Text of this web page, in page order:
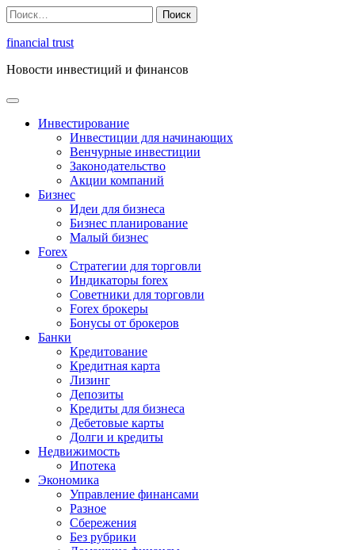
Перейти
к
содержимому
Найти:
financial trust
Новости инвестиций и финансов
Инвестирование
Инвестиции для начинающих
Венчурные инвестиции
Законодательство
Акции компаний
Бизнес
Идеи для бизнеса
Бизнес планирование
Малый бизнес
Forex
Стратегии для торговли
Индикаторы forex
Советники для торговли
Forex брокеры
Бонусы от брокеров
Банки
Кредитование
Кредитная карта
Лизинг
Депозиты
Кредиты для бизнеса
Дебетовые карты
Долги и кредиты
Недвижимость
Ипотека
Экономика
Управление финансами
Разное
Сбережения
Без рубрики